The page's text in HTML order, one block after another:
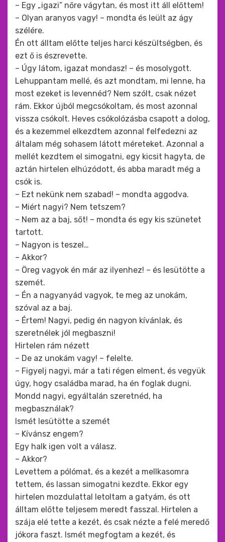
– Egy „igazi” nőre vágytan, és most itt áll előttem!
– Olyan aranyos vagy! – mondta és leült az ágy
szélére.
Én ott álltam előtte teljes harci készültségben, és
ezt ő is észrevette.
– Úgy látom, igazat mondasz! – és mosolygott.
Lehuppantam mellé, és azt mondtam, mi lenne, ha
most ezeket is levennéd? Nem szólt, csak nézet
rám. Ekkor újból megcsókoltam, és most azonnal
vissza csókolt. Heves csókolózásba csapott a dolog,
és a kezemmel elkezdtem azonnal felfedezni az
általam még sohasem látott méreteket. Azonnal a
mellét kezdtem el simogatni, egy kicsit hagyta, de
aztán hirtelen elhúzódott, és abba maradt még a
csók is.
– Ezt nekünk nem szabad! – mondta aggodva.
– Miért nagyi? Nem tetszem?
– Nem az a baj, sőt! – mondta és egy kis szünetet
tartott.
– Nagyon is teszel…
– Akkor?
– Öreg vagyok én már az ilyenhez! – és lesütötte a
szemét.
– Én a nagyanyád vagyok, te meg az unokám,
szóval az a baj.
– Értem! Nagyi, pedig én nagyon kívánlak, és
szeretnélek jól megbaszni!
Hirtelen rám nézett
– De az unokám vagy! – felelte.
– Figyelj nagyi, már a tati régen elment, és vegyük
úgy, hogy családba marad, ha én foglak dugni.
Mondd nagyi, egyáltalán szeretnéd, ha
megbasználak?
Ismét lesütötte a szemét
– Kívánsz engem?
Egy halk igen volt a válasz.
– Akkor?
Levettem a pólómat, és a kezét a mellkasomra
tettem, és lassan simogatni kezdte. Ekkor egy
hirtelen mozdulattal letoltam a gatyám, és ott
álltam előtte teljesem meredt fasszal. Hirtelen a
szája elé tette a kezét, és csak nézte a felé meredő
jókora faszt. Ismét megfogtam a kezét, és